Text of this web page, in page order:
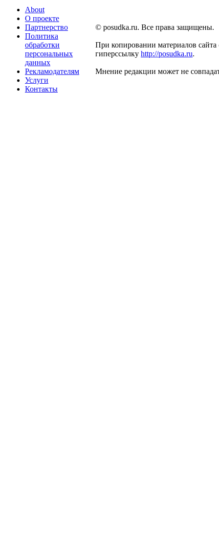
About
О проекте
Партнерство
Политика
обработки
персональных
данных
Рекламодателям
Услуги
Контакты
© posudka.ru. Все права защищены.
При копировании материалов сайта
гиперссылку http://posudka.ru.
Мнение редакции может не